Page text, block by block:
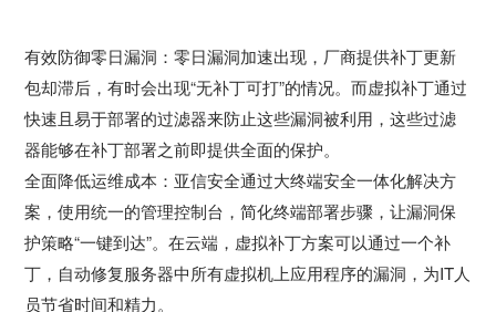
有效防御零日漏洞：零日漏洞加速出现，厂商提供补丁更新
包却滞后，有时会出现“无补丁可打”的情况。而虚拟补丁通过
快速且易于部署的过滤器来防止这些漏洞被利用，这些过滤
器能够在补丁部署之前即提供全面的保护。
全面降低运维成本：亚信安全通过大终端安全一体化解决方
案，使用统一的管理控制台，简化终端部署步骤，让漏洞保
护策略“一键到达”。在云端，虚拟补丁方案可以通过一个补
丁，自动修复服务器中所有虚拟机上应用程序的漏洞，为IT人
员节省时间和精力。